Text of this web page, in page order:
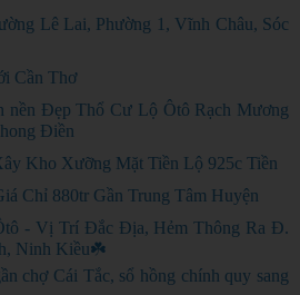
Lê Lai, Phường 1, Vĩnh Châu, Sóc
Cần Thơ
nền Đẹp Thổ Cư Lộ Ôtô Rạch Mương
Điền
Kho Xưỡng Mặt Tiền Lộ 925c Tiền
Chỉ 880tr Gần Trung Tâm Huyện
- Vị Trí Đắc Địa, Hẻm Thông Ra Đ.
Ninh Kiều☘️
chợ Cái Tắc, sổ hồng chính quy sang